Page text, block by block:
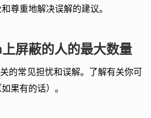
尊重地解决误解的建议。
屏蔽的人的最大数量
的常见担忧和误解。了解有关你可
果有的话）。